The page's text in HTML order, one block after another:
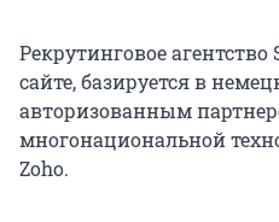
Рекрутинговое
сайте, базируется в
авторизованным
многонациональной
Zoho.